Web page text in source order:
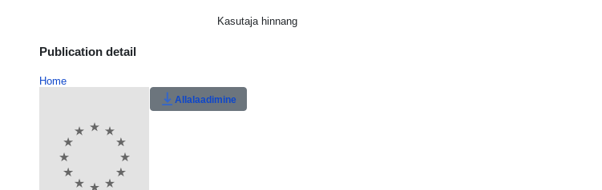
Kasutaja hinnang
Publication detail
Home
Allalaadimine